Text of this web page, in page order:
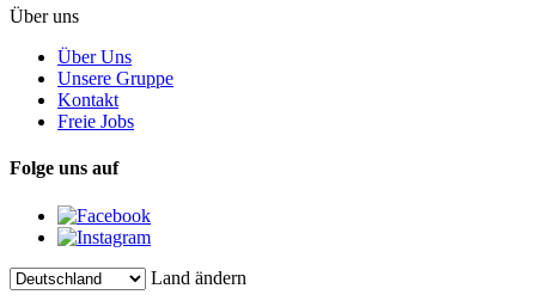
Über uns
Über Uns
Unsere Gruppe
Kontakt
Freie Jobs
Folge uns auf
Land ändern